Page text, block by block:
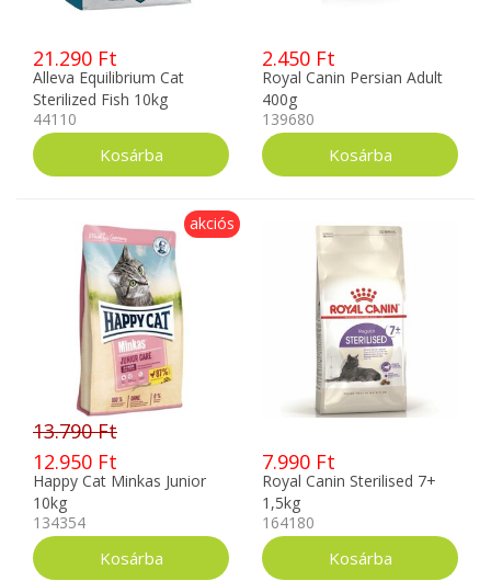
21.290 Ft
Alleva Equilibrium Cat
Sterilized Fish 10kg
44110
2.450 Ft
Royal Canin Persian Adult
400g
139680
akciós
13.790 Ft
12.950 Ft
Happy Cat Minkas Junior
10kg
134354
7.990 Ft
Royal Canin Sterilised 7+
1,5kg
164180